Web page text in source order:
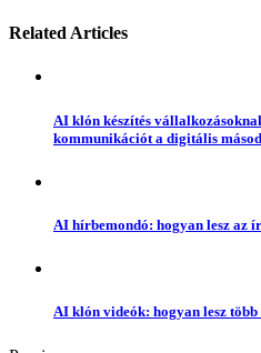
Related Articles
AI klón készítés
kommunikációt a digitális
AI hírbemondó: hogyan lesz az
AI klón videók: hogyan lesz több